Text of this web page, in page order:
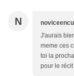
N
J'aurais
meme ces
toi la
pour le